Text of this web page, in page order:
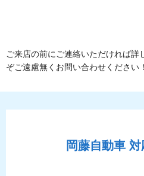
ご来店の前にご連絡いただければ詳
ぞご遠慮無くお問い合わせください！
岡藤自動車 対